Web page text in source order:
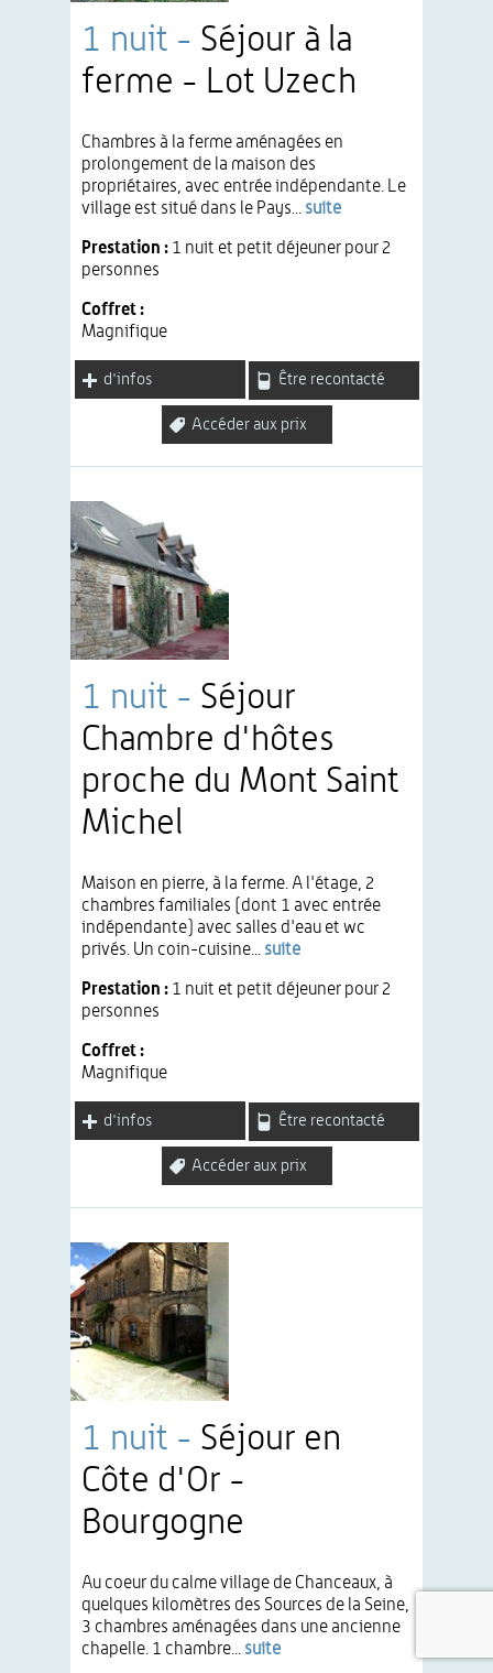
1 nuit - Séjour à la
ferme - Lot Uzech
Chambres à la ferme aménagées en
prolongement de la maison des
propriétaires, avec entrée indépendante. Le
village est situé dans le Pays... suite
Prestation : 1 nuit et petit déjeuner pour 2
personnes
Coffret :
Magnifique
d'infos Être recontacté
Accéder aux prix
1 nuit - Séjour
Chambre d'hôtes
proche du Mont Saint
Michel
Maison en pierre, à la ferme. A l'étage, 2
chambres familiales (dont 1 avec entrée
indépendante) avec salles d'eau et wc
privés. Un coin-cuisine... suite
Prestation : 1 nuit et petit déjeuner pour 2
personnes
Coffret :
Magnifique
d'infos Être recontacté
Accéder aux prix
1 nuit - Séjour en
Côte d'Or -
Bourgogne
Au coeur du calme village de Chanceaux, à
quelques kilomètres des Sources de la Seine,
3 chambres aménagées dans une ancienne
chapelle. 1 chambre... suite